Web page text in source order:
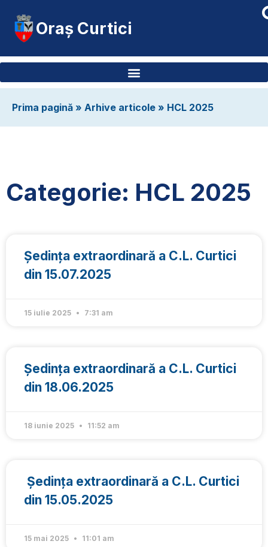
Oraș Curtici
Prima pagină » Arhive articole » HCL 2025
Categorie: HCL 2025
Ședința extraordinară a C.L. Curtici
din 15.07.2025
15 iulie 2025 7:31 am
Ședința extraordinară a C.L. Curtici
din 18.06.2025
18 iunie 2025 11:52 am
Ședința extraordinară a C.L. Curtici
din 15.05.2025
15 mai 2025 11:01 am